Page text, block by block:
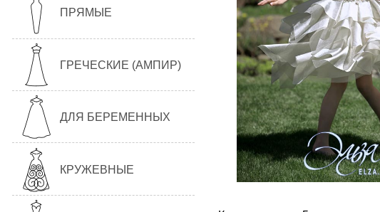
ПРЯМЫЕ
ГРЕЧЕСКИЕ (АМПИР)
ДЛЯ БЕРЕМЕННЫХ
КРУЖЕВНЫЕ